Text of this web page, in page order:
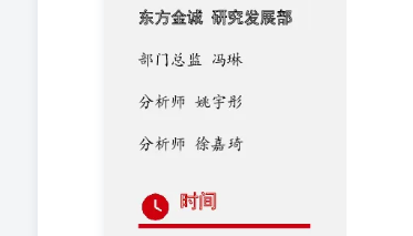
前三。1-9 月累计，江苏、广东、四川、山
模 2025年9月，地方债发行量和净融资额环
减少4324亿元；当月净融资4460亿元，环比
发行环比减少、同比增加。分券种来看，9
发行量510亿元，环比、同比减少315亿元和
累计，新增专项债发行量3.7万亿元，同比
般债发行量6717亿元，同比增加552亿元；
发行超过1.98万亿元置换隐债再融资专项债
合计不足200亿元。值得一提的是，10月17